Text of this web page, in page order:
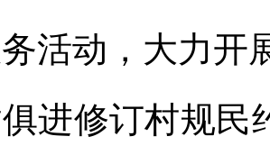
活动，大力开
进修订村规民